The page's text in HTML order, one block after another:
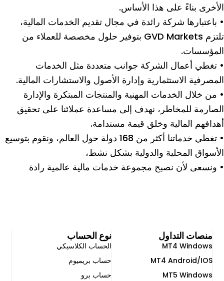
الأخرى بناءً على هذا الأساس.
• باعتبارها شركة رائدة في مجال تقديم الخدمات المالية،
تلتزم GVD Markets بتوفير حلول مخصصة للعملاء من
المؤسسات.
• تغطي أعمال الشركة جوانب متعددة مثل الخدمات
المصرفية الاستثمارية وإدارة الأصول والاستشارات المالية.
• من خلال الخدمات المهنية والمنتجات المبتكرة والإدارة
الصارمة للمخاطر، نهدف إلى مساعدة عملائنا على تحقيق
أهدافهم المالية وخلق قيمة مستدامة.
• تغطي خدماتنا أكثر من 168 دولة حول العالم، ونقوم بتوسيع
الأسواق المحلية والدولية بشكل نشط،
• ونسعى لأن نصبح مجموعة خدمات مالية عالمية رادة
نوع الحساب
الحساب الكلاسيكي
حساب بريميوم
حساب برو
منصات التداول
MT4 Windows
MT4 Android/IOS
MT5 Windows